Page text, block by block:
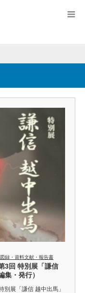
録・資料文献・報告書
3回 特別展「謙信
集・発行）
展「謙信 越中出馬」